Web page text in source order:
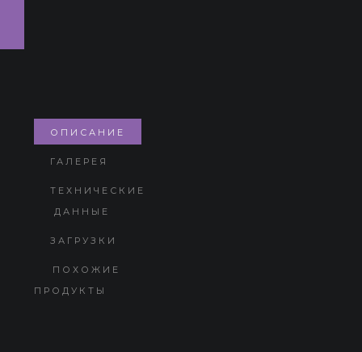
ОПИСАНИЕ
ГАЛЕРЕЯ
ТЕХНИЧЕСКИЕ
ДАННЫЕ
ЗАГРУЗКИ
ПОХОЖИЕ
ПРОДУКТЫ